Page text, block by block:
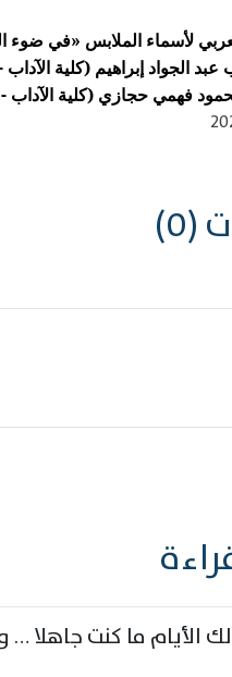
لأسماء الملابس «في ضوء
الجواد إبراهيم (كلية
فهمي حجازي (كلية الآداب -
(0)